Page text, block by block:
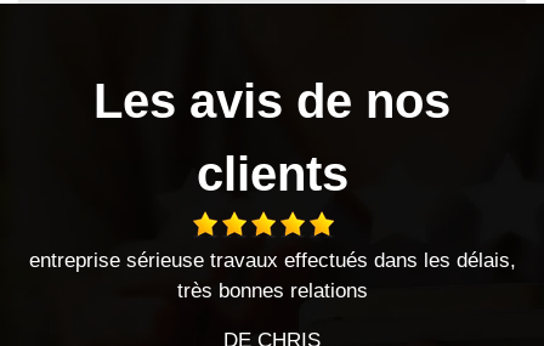
Les avis de nos
clients
dans les délais,
Entreprise sérieuse très
Entreprise à l'écoute et très